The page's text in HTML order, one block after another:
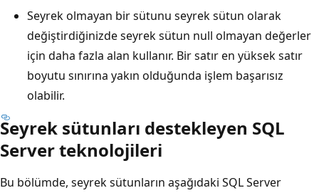
Seyrek olmayan bir sütunu seyrek sütun olarak
değiştirdiğinizde seyrek sütun null olmayan değerler
için daha fazla alan kullanır. Bir satır en yüksek satır
boyutu sınırına yakın olduğunda işlem başarısız
olabilir.
Seyrek sütunları destekleyen SQL
Server teknolojileri
Bu bölümde, seyrek sütunların aşağıdaki SQL Server